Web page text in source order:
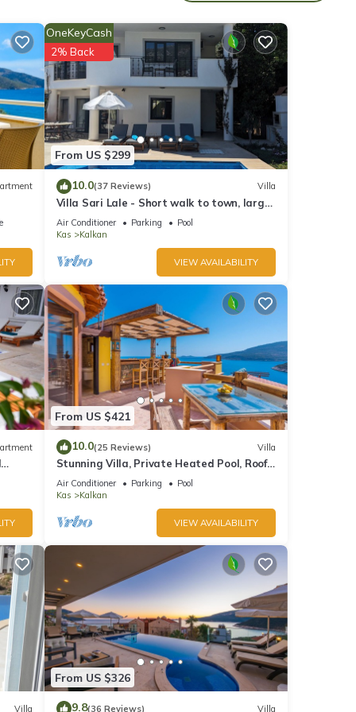
From US $299
OneKeyCash
2% Back
10.0(37 Reviews) Villa
Villa Sari Lale - Short walk to town, large
private pool, Sleeps 10
Air Conditioner Parking
Pool
Kas
Kalkan
VIEW AVAILABILITY
From US $421
10.0(25 Reviews) Villa
Stunning Villa, Private Heated Pool, Roof
Terrace Bar, Pool Table, 200m to beach
Air Conditioner Parking
Pool
Kas
Kalkan
VIEW AVAILABILITY
Villa
From US $326
9.8(36 Reviews) Villa